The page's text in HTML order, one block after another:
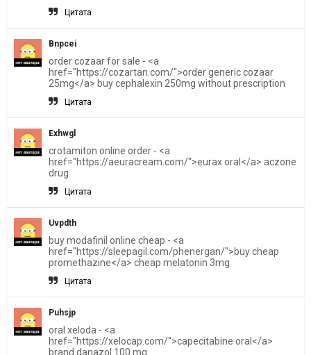
Цитата
Bnpcei
order cozaar for sale - <a
href="https://cozartan.com/">order generic cozaar
25mg</a> buy cephalexin 250mg without prescription
Цитата
Exhwgl
crotamiton online order - <a
href="https://aeuracream.com/">eurax oral</a> aczone
drug
Цитата
Uvpdth
buy modafinil online cheap - <a
href="https://sleepagil.com/phenergan/">buy cheap
promethazine</a> cheap melatonin 3mg
Цитата
Puhsjp
oral xeloda - <a
href="https://xelocap.com/">capecitabine oral</a>
brand danazol 100 mg